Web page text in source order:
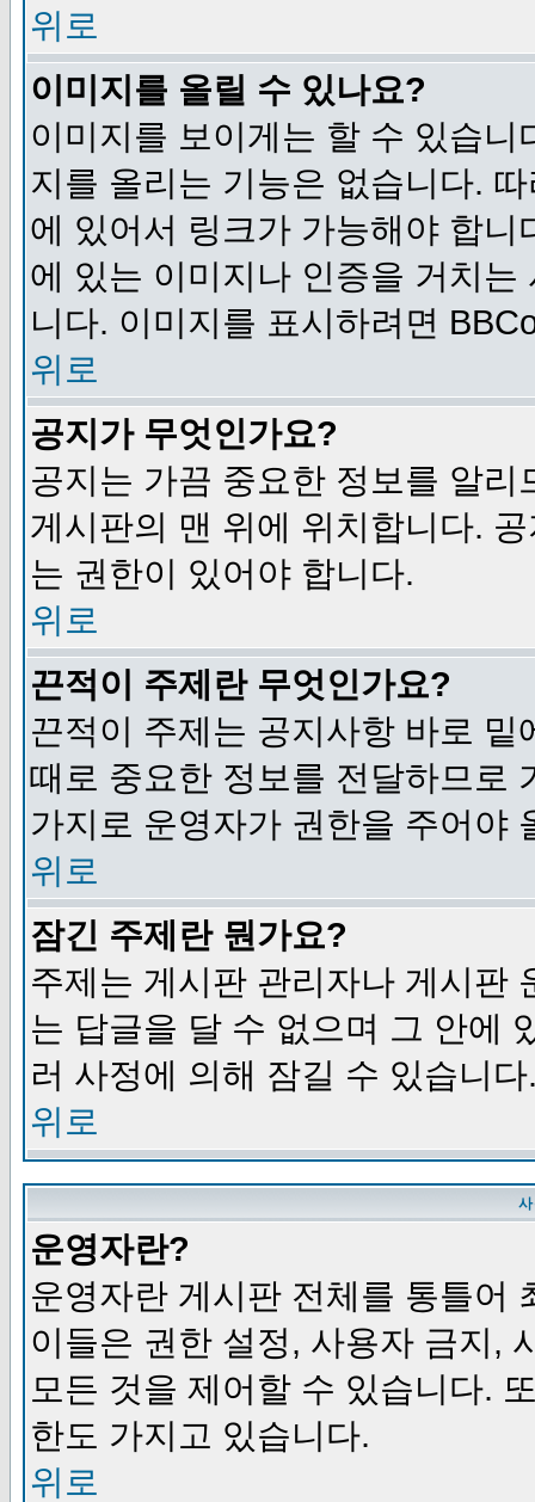
위로
이미지를 올릴 수 있나요?
이미지를 보이게는 할 수 있습
지를 올리는 기능은 없습니다.
에 있어서 링크가 가능해야 합
에 있는 이미지나 인증을 거치
니다. 이미지를 표시하려면
위로
공지가 무엇인가요?
공지는 가끔 중요한 정보를 알
게시판의 맨 위에 위치합니다.
는 권한이 있어야 합니다.
위로
끈적이 주제란 무엇인가요?
끈적이 주제는 공지사항 바로
때로 중요한 정보를 전달하므로
가지로 운영자가 권한을 주어야
위로
잠긴 주제란 뭔가요?
주제는 게시판 관리자나 게시판
는 답글을 달 수 없으며 그 안에
러 사정에 의해 잠길 수 있습니다
위로
운영자란?
운영자란 게시판 전체를 통틀어
이들은 권한 설정, 사용자 금지,
모든 것을 제어할 수 있습니다.
한도 가지고 있습니다.
위로